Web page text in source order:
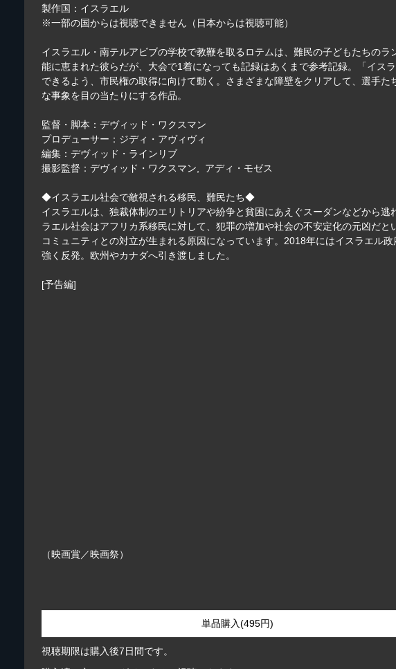
製作国：イスラエル
※一部の国からは視聴できません（日本からは視聴可能）
イスラエル・南テルアビブの学校で教鞭を取るロテムは、難民の子どもたちの
能に恵まれた彼らだが、大会で1着になっても記録はあくまで参考記録。「イ
できるよう、市民権の取得に向けて動く。さまざまな障壁をクリアして、選手
な事象を目の当たりにする作品。
監督・脚本：デヴィッド・ワクスマン
プロデューサー：ジディ・アヴィヴィ
編集：デヴィッド・ラインリブ
撮影監督：デヴィッド・ワクスマン, アディ・モゼス
◆イスラエル社会で敵視される移民、難民たち◆
イスラエルは、独裁体制のエリトリアや紛争と貧困にあえぐスーダンなどから
ラエル社会はアフリカ系移民に対して、犯罪の増加や社会の不安定化の元凶だ
コミュニティとの対立が生まれる原因になっています。2018年にはイスラエル
強く反発。欧州やカナダへ引き渡しました。
[予告編]
（映画賞／映画祭）
単品購入(495円)
視聴期限は購入後7日間です。